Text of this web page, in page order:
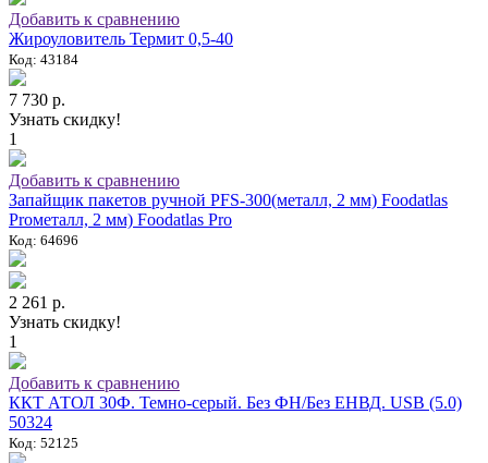
Добавить к сравнению
Жироуловитель Термит 0,5-40
Код: 43184
7 730 р.
Узнать скидку!
1
Добавить к сравнению
Запайщик пакетов ручной PFS-300(металл, 2 мм) Foodatlas
Proметалл, 2 мм) Foodatlas Pro
Код: 64696
2 261 р.
Узнать скидку!
1
Добавить к сравнению
ККТ АТОЛ 30Ф. Темно-серый. Без ФН/Без ЕНВД. USB (5.0)
50324
Код: 52125